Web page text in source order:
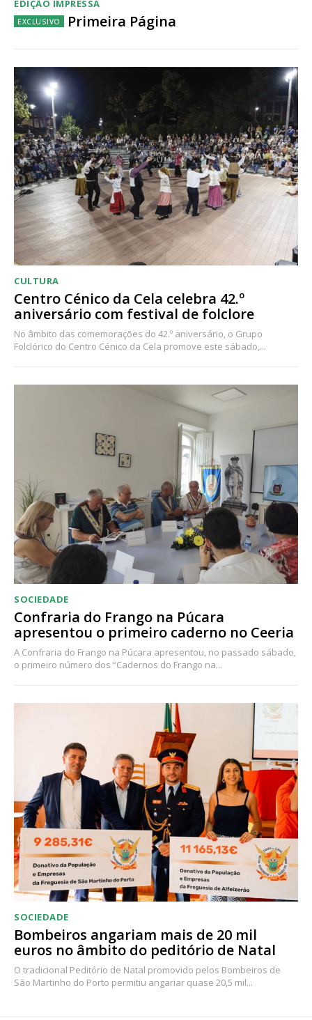
EDIÇÃO IMPRESSA
Primeira Página
CULTURA
Centro Cénico da Cela celebra 42.º
aniversário com festival de folclore
No âmbito das comemorações do 42.º aniversário, o Grupo
Folclórico do Centro Cénico da Cela promove este sábado,...
SOCIEDADE
Confraria do Frango na Púcara
apresentou o primeiro caderno no Ceeria
A Confraria do Frango na Púcara apresentou, no passado sábado,
o primeiro número dos “Cadernos do Frango na...
SOCIEDADE
Bombeiros angariam mais de 20 mil
euros no âmbito do peditório de Natal
O tradicional Peditório de Natal promovido pelos Bombeiros de
São Martinho do Porto permitiu angariar quase 20,5 mil...